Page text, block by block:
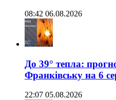
08:42 06.08.2026
До 39° тепла:
Франківську на 6
22:07 05.08.2026